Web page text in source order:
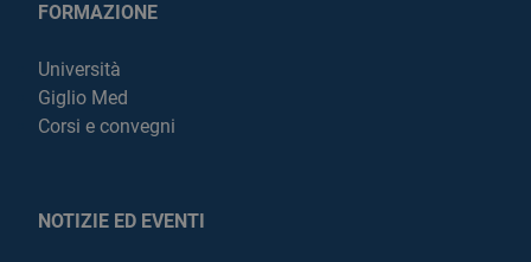
FORMAZIONE
Università
Giglio Med
Corsi e convegni
NOTIZIE ED EVENTI